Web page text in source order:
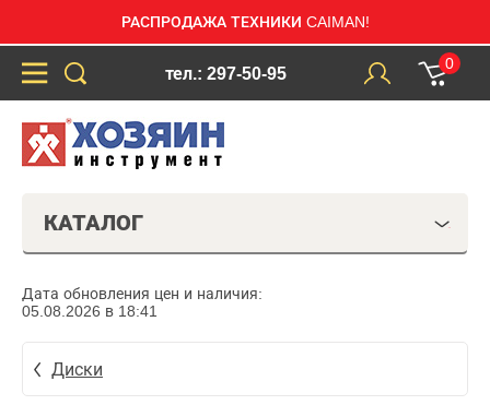
РАСПРОДАЖА ТЕХНИКИ CAIMAN!
тел.: 297-50-95
0
КАТАЛОГ
Дата обновления цен и наличия:
05.08.2026 в 18:41
Диски